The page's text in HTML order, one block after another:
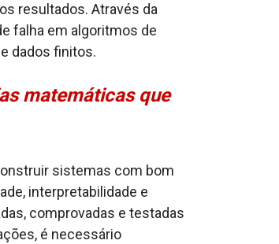
resultados. Através da
falha em algoritmos de
dados finitos.
matemáticas que
sistemas com bom
interpretabilidade e
comprovadas e testadas
é necessário